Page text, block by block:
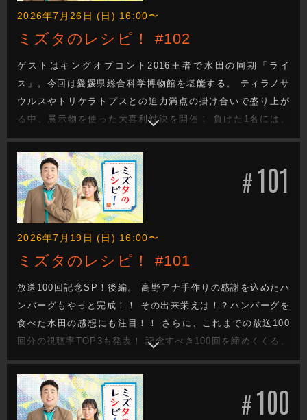
2026年7月26日 (日) 16:00〜
ミズタのレシピ！ #102
ゲストはキングオブコント2016王者で水田の同期「ライ
ス」。今回は愛媛県総合科学博物館を堪能する。 ティラノサ
ウルスやトリケラトプスとの迫力満点の掛け合いで盛り上が
る中、展示物を使った大喜利対決を開催！ 負けた1名には、
この博物館名物“恐竜体操”への挑戦が待ち受ける。 さらに、
世界最大級のドームを誇るプラネタリウムでは、普段なかな
か触れられない機械操作を体験。マイクアナウンスにも挑
戦！？
#101
2026年7月19日 (日) 16:00〜
ミズタのレシピ！ #101
放送100回記念SP！後編。 高野アナ手作りの感謝を込めたハ
ンバーグもやっと完成！！ その出来栄えは！？ハンバーグを
食べた水田の感想にも注目！！ さらに、これまでの放送100
回分の視聴率TOP3も発表！ 記念すべき100回を締めくくる、
渾身の俳句は！？
#100